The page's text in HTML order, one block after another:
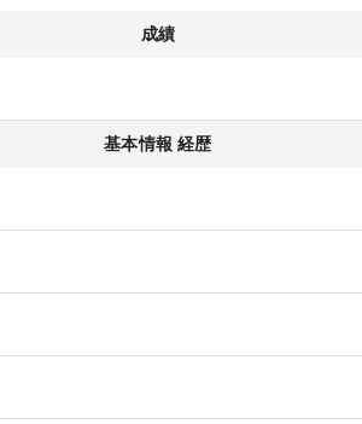
成績
基本情報 経歴